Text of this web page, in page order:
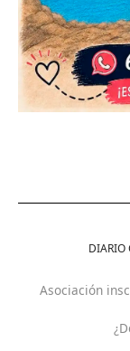
DIARIO
Asociación